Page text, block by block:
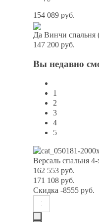
154 089 руб.
Да Винчи спальня
147 200 руб.
Вы недавно
1
2
3
4
5
Версаль спальня
162 553 руб.
171 108 руб.
Скидка -8555 руб.